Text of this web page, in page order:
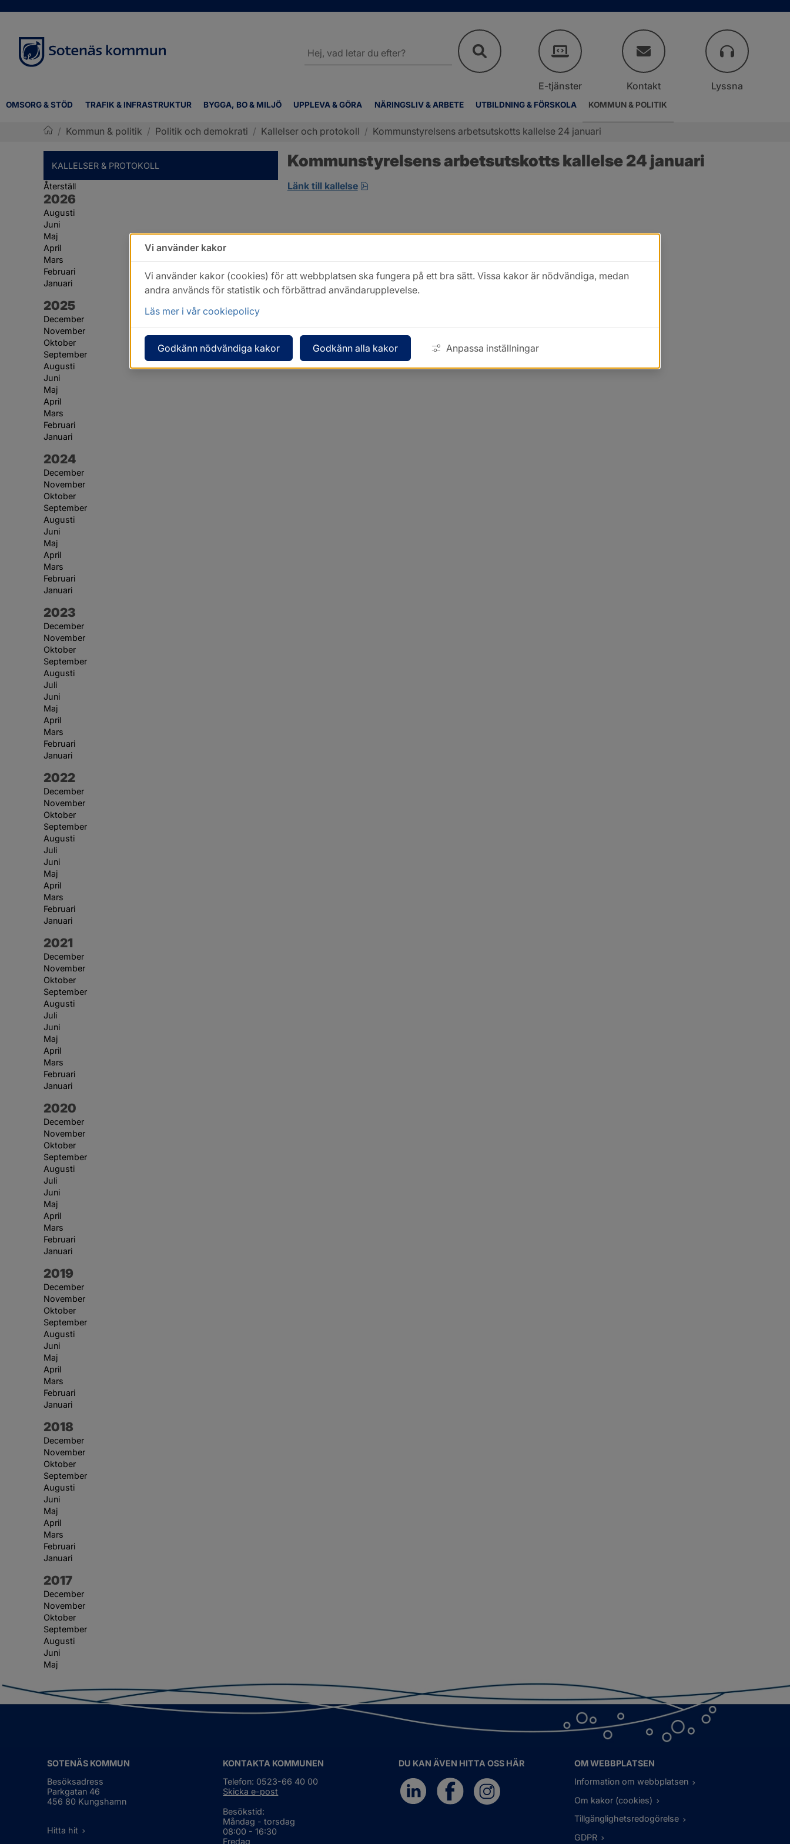
OMSORG & STÖD TRAFIK & INFRASTRUKTUR BYGGA, BO & MILJÖ UPPLEVA & GÖRA NÄRINGSLIV & ARBETE UTBILDNING & FÖRSKOLA KOMMUN & POLITIK
webbplatsen
E-tjänster Kontakt Lyssna
/ Kommun & politik / Politik och demokrati / Kallelser och protokoll / Kommunstyrelsens arbetsutskotts kallelse 24 januari
KALLELSER & PROTOKOLL
Återställ
År:
2026
Augusti
Juni
Maj
April
Mars
Februari
Januari
År:
2025
December
November
Oktober
September
Augusti
Juni
Maj
April
Mars
Februari
Januari
År:
2024
December
November
Oktober
September
Augusti
Juni
Maj
April
Mars
Februari
Januari
År:
2023
December
November
Oktober
September
Augusti
Juli
Juni
Maj
April
Mars
Februari
Januari
År:
2022
December
November
Oktober
September
Augusti
Juli
Juni
Maj
April
Mars
Februari
Januari
År:
2021
December
November
Oktober
September
Augusti
Juli
Juni
Maj
April
Mars
Februari
Januari
År:
2020
December
November
Oktober
September
Augusti
Juli
Juni
Maj
April
Mars
Februari
Januari
År:
2019
December
November
Oktober
September
Augusti
Juni
Maj
April
Mars
Februari
Januari
År:
2018
December
November
Oktober
September
Augusti
Juni
Maj
April
Mars
Februari
Januari
År:
2017
December
November
Oktober
September
Augusti
Juni
Maj
Kommunstyrelsens arbetsutskotts kallelse 24 januari
Länk till kallelse pdf.
SOTENÄS KOMMUN
Besöksadress
Parkgatan 46
456 80 Kungshamn
Hitta hit
KONTAKTA KOMMUNEN
Telefon: 0523-66 40 00
Skicka e-post
Besökstid:
Måndag - torsdag
08:00 - 16:30
Fredag
DU KAN ÄVEN HITTA OSS HÄR
OM WEBBPLATSEN
Information om webbplatsen
Om kakor (cookies)
Tillgänglighetsredogörelse
GDPR
Vi använder kakor
Vi använder kakor (cookies) för att webbplatsen ska fungera på ett bra sätt. Vissa kakor är nödvändiga, medan
andra används för statistik och förbättrad användarupplevelse.
Läs mer i vår cookiepolicy
Godkänn nödvändiga kakor Godkänn alla kakor Anpassa inställningar